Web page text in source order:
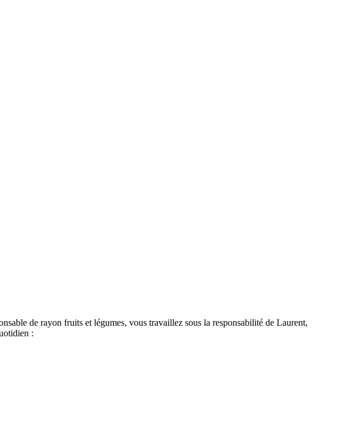
de rayon fruits et légumes, vous travaillez sous la responsabilité de Laurent,
: